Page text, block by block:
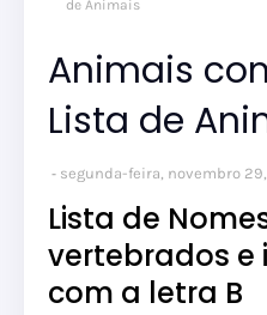
de Animais
Animais
Lista de
segunda-feira, novembro 29,
Lista de
vertebrados e
com a letra B